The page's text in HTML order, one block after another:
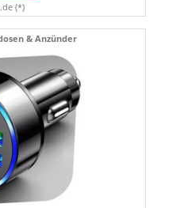
(*)
& Anzünder